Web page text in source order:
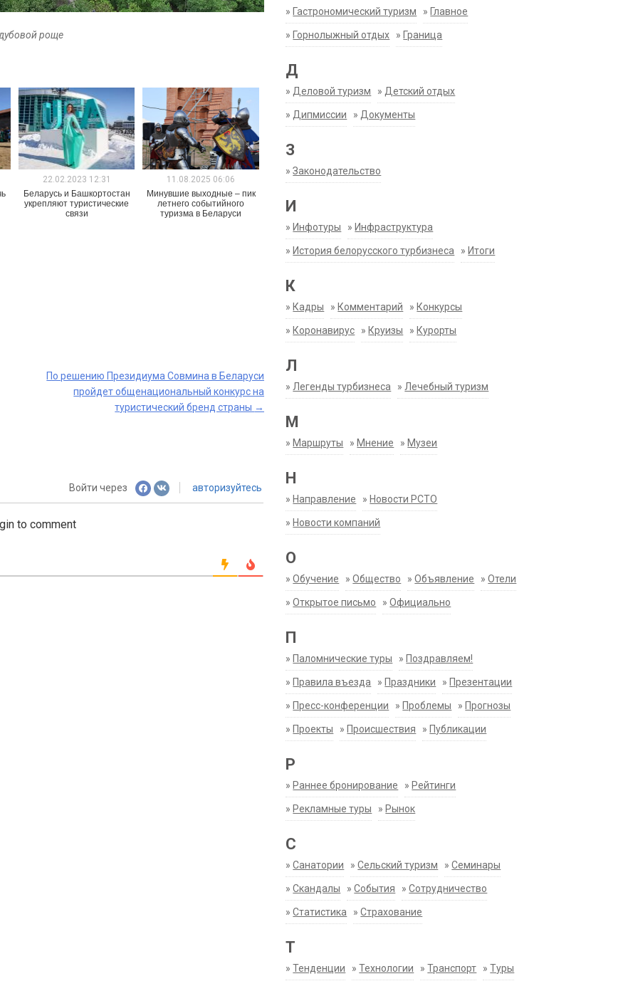
роще
22.02.2023 12:31
Беларусь и Башкортостан
укрепляют туристические
связи
11.08.2025 06:06
Минувшие выходные – пик
летнего событийного
туризма в Беларуси
По решению Президиума Совмина в Беларуси
пройдет общенациональный конкурс на
туристический бренд страны →
Войти через авторизуйтесь
to comment
» Гастрономический туризм » Главное
» Горнолыжный отдых » Граница
Д
» Деловой туризм » Детский отдых
» Дипмиссии » Документы
З
»Законодательство
И
» Инфотуры » Инфраструктура
» История белорусского турбизнеса » Итоги
К
» Кадры » Комментарий » Конкурсы
» Коронавирус » Круизы » Курорты
Л
» Легенды турбизнеса » Лечебный туризм
М
» Маршруты » Мнение » Музеи
Н
» Направление » Новости РСТО
» Новости компаний
О
»Обучение »Общество »Объявление »Отели
»Открытое письмо »Официально
П
» Паломнические туры » Поздравляем!
» Правила въезда » Праздники » Презентации
» Пресс-конференции » Проблемы » Прогнозы
» Проекты » Происшествия » Публикации
Р
» Раннее бронирование » Рейтинги
» Рекламные туры » Рынок
С
»Санатории »Сельский туризм »Семинары
»Скандалы »События »Сотрудничество
»Статистика »Страхование
Т
»Тенденции »Технологии »Транспорт »Туры